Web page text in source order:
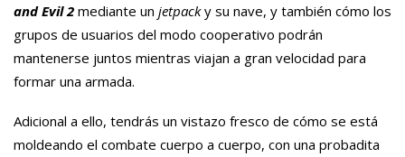
and Evil 2 mediante un jetpacky su nave, y también cómo los
grupos de usuarios del modo cooperativo podrán
mantenerse juntos mientras viajan a gran velocidad para
formar una armada.
Adicional a ello, tendrás un vistazo fresco de cómo se está
moldeando el combate cuerpo a cuerpo, con una probadita